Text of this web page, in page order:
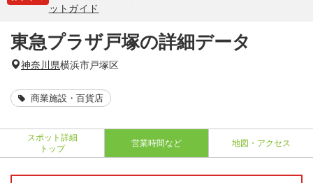
ットガイド
東急プラザ戸塚の詳細データ
神奈川県横浜市戸塚区
商業施設・百貨店
スポット詳細
トップ
営業時間など 地図・アクセス